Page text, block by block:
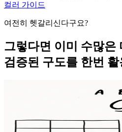
컬러 가이드
여전히 헷갈리신다구요?
그렇다면 이미 수많은
검증된 구도를 한번